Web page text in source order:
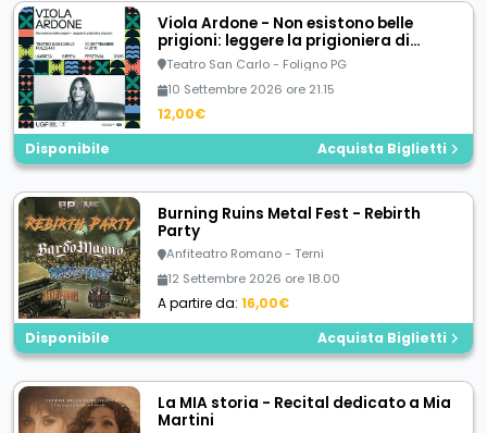
Viola Ardone - Non esistono belle
prigioni: leggere la prigioniera di
Proust
Teatro San Carlo - Foligno PG
10 Settembre 2026 ore 21.15
12,00€
Disponibile
Acquista Biglietti
Burning Ruins Metal Fest - Rebirth
Party
Anfiteatro Romano - Terni
12 Settembre 2026 ore 18.00
A partire da: 16,00€
Disponibile
Acquista Biglietti
La MIA storia - Recital dedicato a Mia
Martini